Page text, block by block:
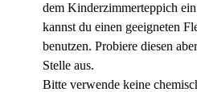
dem Kinderzimmerteppich
kannst du einen geeigneten
benutzen. Probiere diesen
Stelle aus.
Bitte verwende keine